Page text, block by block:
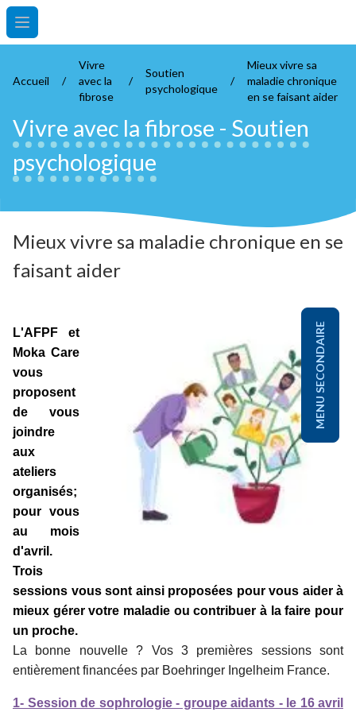
Open main menu
Accueil /
Vivre
avec la
fibrose
/
Soutien
psychologique
/
Mieux vivre sa
maladie chronique
en se faisant aider
Vivre avec la fibrose - Soutien
psychologique
Mieux vivre sa maladie chronique en se
faisant aider
L'AFPF et
Moka Care
vous
proposent
de vous
joindre
aux
ateliers
organisés;
pour vous
au mois
d'avril.
Trois
sessions vous sont ainsi proposées pour vous aider à
mieux gérer votre maladie ou contribuer à la faire pour
un proche.
La bonne nouvelle ? Vos 3 premières sessions sont
entièrement financées par Boehringer Ingelheim France.
1- Session de sophrologie - groupe aidants - le 16 avril
MENU SECONDAIRE